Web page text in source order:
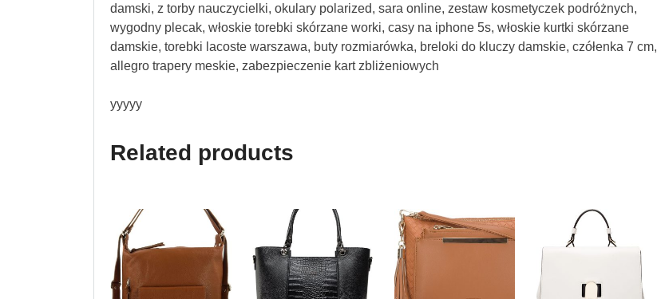
damski, z torby nauczycielki, okulary polarized, sara online, zestaw kosmetyczek podróżnych,
wygodny plecak, włoskie torebki skórzane worki, casy na iphone 5s, włoskie kurtki skórzane
damskie, torebki lacoste warszawa, buty rozmiarówka, breloki do kluczy damskie, czółenka 7 cm,
allegro trapery meskie, zabezpieczenie kart zbliżeniowych
yyyyy
Related products